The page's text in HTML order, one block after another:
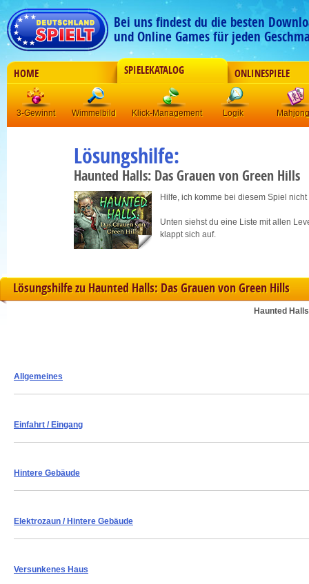
Bei uns findest du die besten
und Online Games für jeden
HOME SPIELEKATALOG ONLINESPIELE
3-Gewinnt Wimmelbild Klick-Management Logik Mahjong
Lösungshilfe:
Haunted Halls: Das Grauen von Green Hills
Hilfe, ich komme bei diesem Spiel
Unten siehst du eine Liste mit allen
klappt sich auf.
Lösungshilfe zu Haunted Halls: Das Grauen von Green Hills
Haunted
Allgemeines
Einfahrt / Eingang
Hintere Gebäude
Elektrozaun / Hintere Gebäude
Versunkenes Haus